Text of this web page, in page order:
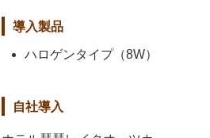
導入製品
ハロゲンタイプ（8W）
自社導入